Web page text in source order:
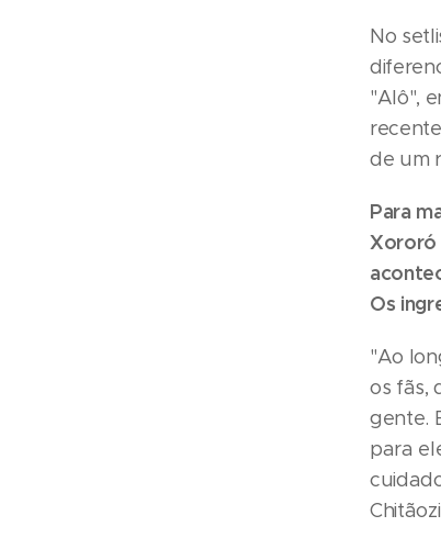
No
"Alô",
de um
Para
Xororó
Os
"Ao
os fãs,
gente.
para